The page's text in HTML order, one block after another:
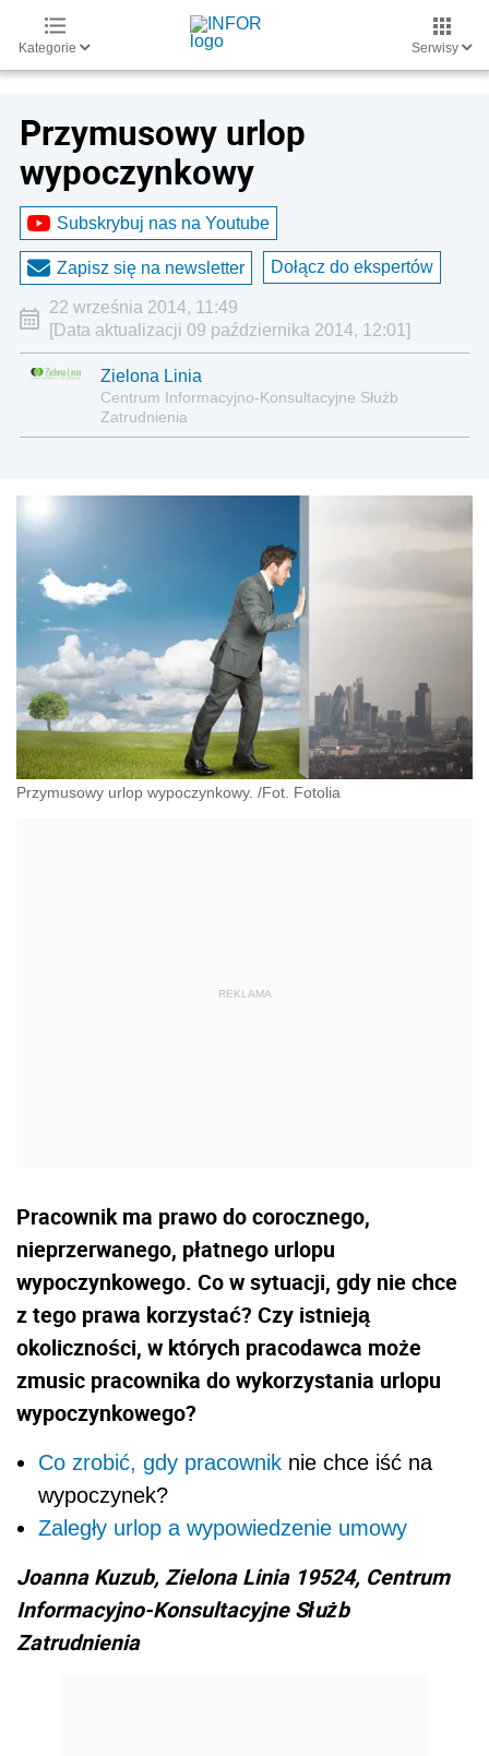
Kategorie Serwisy
Przymusowy urlop
wypoczynkowy
Subskrybuj nas na Youtube
Zapisz się na newsletter Dołącz do ekspertów
22 września 2014, 11:49
[Data aktualizacji 09 października 2014, 12:01]
Zielona Linia
Centrum Informacyjno-Konsultacyjne Służb
Zatrudnienia
Przymusowy urlop wypoczynkowy. /Fot. Fotolia
Pracownik ma prawo do corocznego,
nieprzerwanego, płatnego urlopu
wypoczynkowego. Co w sytuacji, gdy nie chce
z tego prawa korzystać? Czy istnieją
okoliczności, w których pracodawca może
zmusic pracownika do wykorzystania urlopu
wypoczynkowego?
Co zrobić, gdy pracownik nie chce iść na
wypoczynek?
Zaległy urlop a wypowiedzenie umowy
Joanna Kuzub, Zielona Linia 19524, Centrum
Informacyjno-Konsultacyjne Służb
Zatrudnienia